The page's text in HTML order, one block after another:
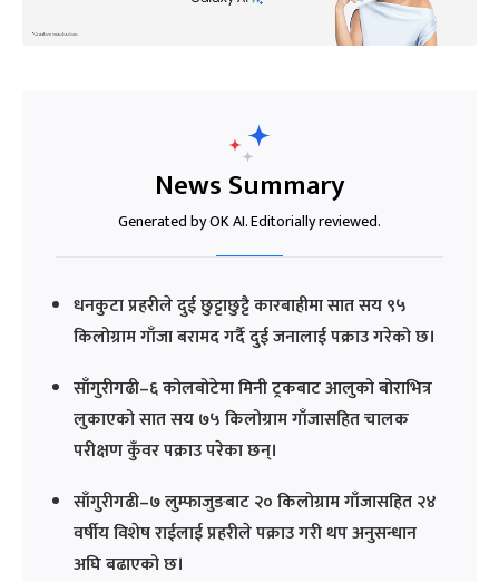
News Summary
Generated by OK AI. Editorially reviewed.
धनकुटा प्रहरीले दुई छुट्टाछुट्टै कारबाहीमा सात सय ९५
किलोग्राम गाँजा बरामद गर्दै दुई जनालाई पक्राउ गरेको छ।
साँगुरीगढी–६ कोलबोटेमा मिनी ट्रकबाट आलुको बोराभित्र
लुकाएको सात सय ७५ किलोग्राम गाँजासहित चालक
परीक्षण कुँवर पक्राउ परेका छन्।
साँगुरीगढी–७ लुम्फाजुङबाट २० किलोग्राम गाँजासहित २४
वर्षीय विशेष राईलाई प्रहरीले पक्राउ गरी थप अनुसन्धान
अघि बढाएको छ।